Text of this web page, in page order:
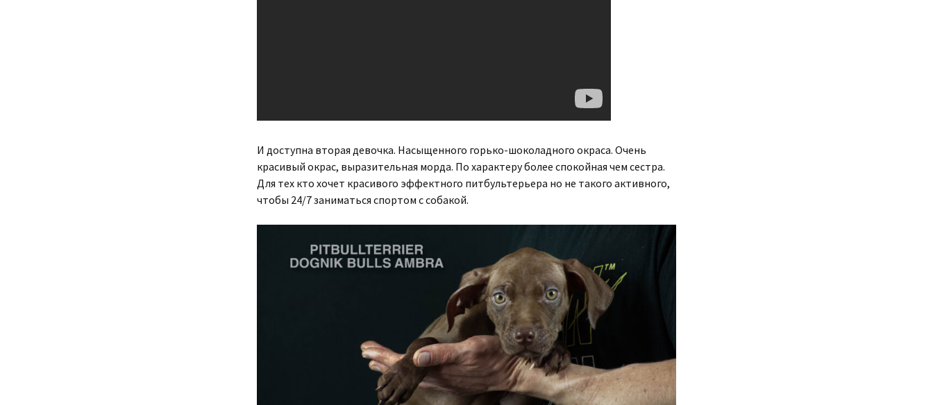
И доступна вторая девочка. Насыщенного горько-шоколадного окраса. Очень
красивый окрас, выразительная морда. По характеру более спокойная чем сестра.
Для тех кто хочет красивого эффектного питбультерьера но не такого активного,
чтобы 24/7 заниматься спортом с собакой.